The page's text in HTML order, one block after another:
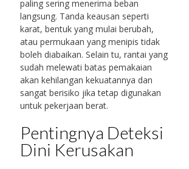
paling sering menerima beban
langsung. Tanda keausan seperti
karat, bentuk yang mulai berubah,
atau permukaan yang menipis tidak
boleh diabaikan. Selain tu, rantai yang
sudah melewati batas pemakaian
akan kehilangan kekuatannya dan
sangat berisiko jika tetap digunakan
untuk pekerjaan berat.
Pentingnya Deteksi
Dini Kerusakan